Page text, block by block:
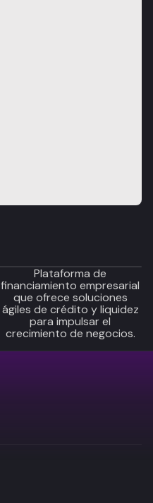
Plataforma de
financiamiento empresarial
que ofrece soluciones
ágiles de crédito y liquidez
para impulsar el
crecimiento de negocios.